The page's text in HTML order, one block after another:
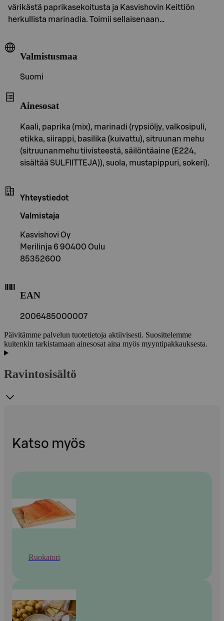
värikästä paprikasekoitusta ja Kasvishovin Keittiön
herkullista marinadia. Toimii sellaisenaan…
Valmistusmaa
Suomi
Ainesosat
Kaali, paprika (mix), marinadi (rypsiöljy, valkosipuli,
etikka, siirappi, basilika (kuivattu), sitruunan mehu
(sitruunanmehu tiivisteestä, säilöntäaine (E224,
sisältää SULFIITTEJA)), suola, mustapippuri, sokeri).
Yhteystiedot
Valmistaja
Kasvishovi Oy
Merilinja 6 90400 Oulu
85352600
EAN
2006485000007
Päivitämme palvelun tuotetietoja aktiivisesti. Suosittelemme
kuitenkin tarkistamaan ainesosat aina myös myyntipakkauksesta.
Ravintosisältö
Katso myös
Ruokatori